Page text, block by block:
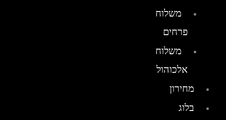
משלוח
פרחים
משלוח
אלכוהול
מחירון
בלוג